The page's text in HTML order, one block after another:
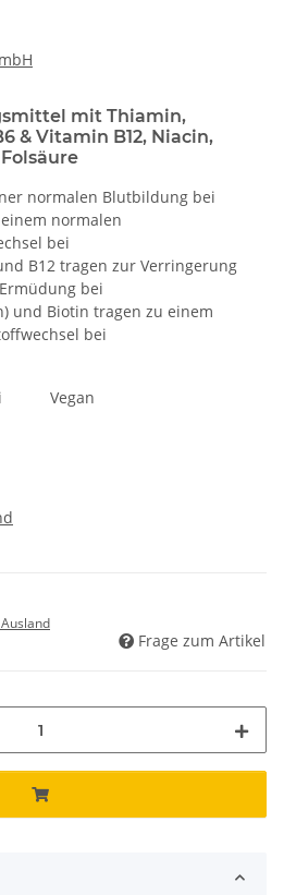
mit Thiamin,
& Vitamin B12, Niacin,
normalen Blutbildung bei
normalen
bei
B12 tragen zur Verringerung
bei
und Biotin tragen zu einem
bei
Vegan
Frage zum Artikel